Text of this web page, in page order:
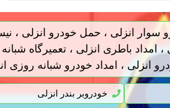
سوار انزلی ، حمل خودرو انزلی
امداد باطری انزلی ، تعمیرگاه
انزلی ، امداد خودرو شبانه روزی
خودروبر بندر انزلی